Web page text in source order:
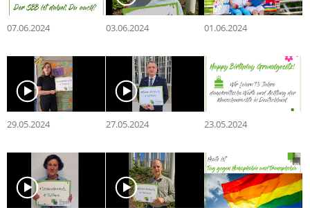
07.06.2024 03.06.2024 01.06.2024
29.05.2024 27.05.2024 23.05.2024